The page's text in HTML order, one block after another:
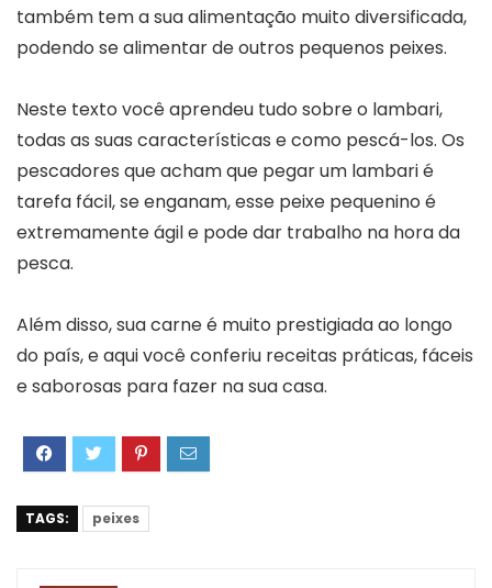
também tem a sua alimentação muito diversificada,
podendo se alimentar de outros pequenos peixes.
Neste texto você aprendeu tudo sobre o lambari,
todas as suas características e como pescá-los. Os
pescadores que acham que pegar um lambari é
tarefa fácil, se enganam, esse peixe pequenino é
extremamente ágil e pode dar trabalho na hora da
pesca.
Além disso, sua carne é muito prestigiada ao longo
do país, e aqui você conferiu receitas práticas, fáceis
e saborosas para fazer na sua casa.
TAGS: peixes